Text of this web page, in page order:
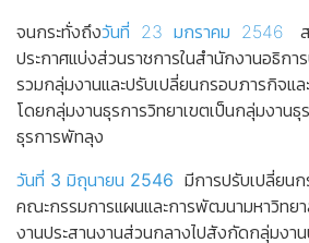
จนกระทั่งถึงวันที่ 23 มกราคม 2546 ส
ประกาศแบ่งส่วนราชการในสำนักงานอธิก
รวมกลุ่มงานและปรับเปลี่ยนกรอบภารกิจแ
โดยกลุ่มงานธุรการวิทยาเขตเป็นกลุ่มงาน
ธุรการพัทลุง
วันที่ 3 มิถุนายน 2546 มีการปรับเปลี่ยน
คณะกรรมการแผนและการพัฒนามหาวิทย
งานประสานงานส่วนกลางไปสังกัดกลุ่มงา